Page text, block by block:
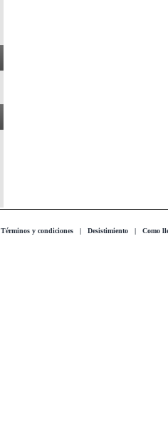
Términos y condiciones | Desistimiento | Como